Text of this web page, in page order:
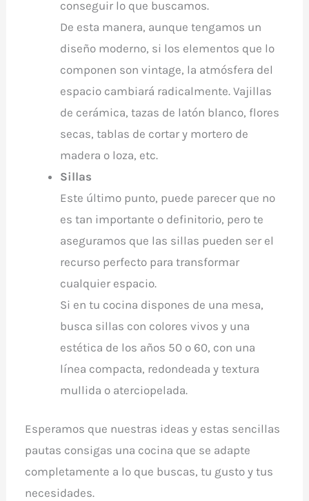
conseguir lo que buscamos.
De esta manera, aunque tengamos un
diseño moderno, si los elementos que lo
componen son vintage, la atmósfera del
espacio cambiará radicalmente. Vajillas
de cerámica, tazas de latón blanco, flores
secas, tablas de cortar y mortero de
madera o loza, etc.
Sillas
Este último punto, puede parecer que no
es tan importante o definitorio, pero te
aseguramos que las sillas pueden ser el
recurso perfecto para transformar
cualquier espacio.
Si en tu cocina dispones de una mesa,
busca sillas con colores vivos y una
estética de los años 50 o 60, con una
línea compacta, redondeada y textura
mullida o aterciopelada.
Esperamos que nuestras ideas y estas sencillas
pautas consigas una cocina que se adapte
completamente a lo que buscas, tu gusto y tus
necesidades.